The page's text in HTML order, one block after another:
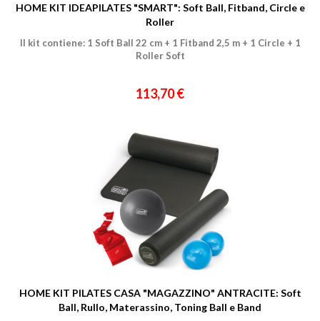
HOME KIT IDEAPILATES "SMART": Soft Ball, Fitband, Circle e
Roller
Il kit contiene: 1 Soft Ball 22 cm + 1 Fitband 2,5 m + 1 Circle + 1
Roller Soft
113,70 €
HOME KIT PILATES CASA "MAGAZZINO" ANTRACITE: Soft
Ball, Rullo, Materassino, Toning Ball e Band